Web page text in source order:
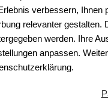
verbessern, Ihnen
relevanter gestalten.
werden. Ihre
anpassen.
Da ist
Leider ist ein
Bitte